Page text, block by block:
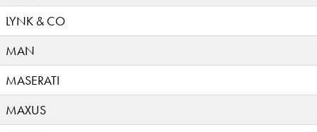
LYNK & CO
MAN
MASERATI
MAXUS